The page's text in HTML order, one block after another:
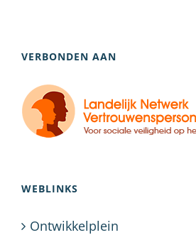
VERBONDEN AAN
WEBLINKS
Ontwikkelplein